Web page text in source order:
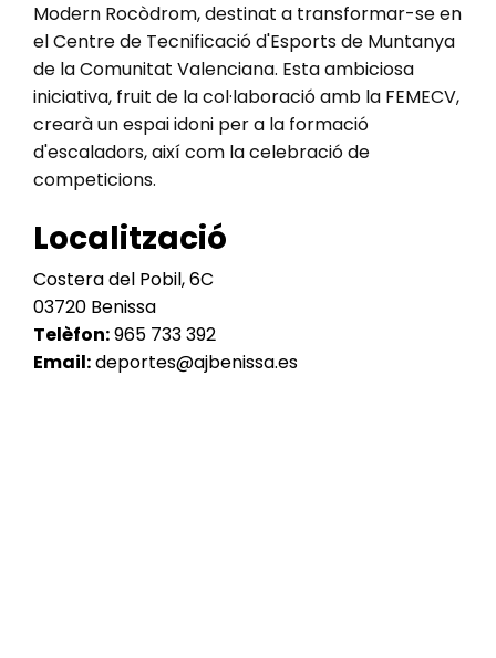
Modern Rocòdrom, destinat a transformar-se en
el Centre de Tecnificació d'Esports de Muntanya
de la Comunitat Valenciana. Esta ambiciosa
iniciativa, fruit de la col·laboració amb la FEMECV,
crearà un espai idoni per a la formació
d'escaladors, així com la celebració de
competicions.
Localització
Costera del Pobil, 6C
03720 Benissa
Telèfon:965 733 392
Email:deportes@ajbenissa.es